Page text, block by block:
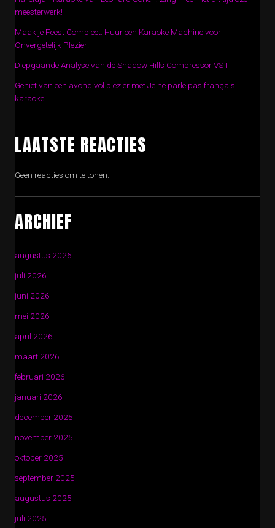
meesterwerk!
Maak je Feest Compleet: Huur een Karaoke Machine voor
Onvergetelijk Plezier!
Diepgaande Analyse van de Shadow Hills Compressor VST
Geniet van een avond vol plezier met Je ne parle pas français
karaoke!
LAATSTE REACTIES
Geen reacties om te tonen.
ARCHIEF
augustus 2026
juli 2026
juni 2026
mei 2026
april 2026
maart 2026
februari 2026
januari 2026
december 2025
november 2025
oktober 2025
september 2025
augustus 2025
juli 2025